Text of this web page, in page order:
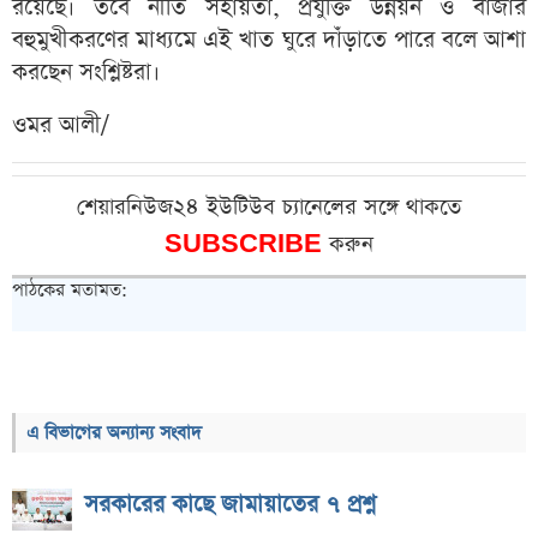
রয়েছে। তবে নীতি সহায়তা, প্রযুক্তি উন্নয়ন ও বাজার
বহুমুখীকরণের মাধ্যমে এই খাত ঘুরে দাঁড়াতে পারে বলে আশা
করছেন সংশ্লিষ্টরা।
ওমর আলী/
শেয়ারনিউজ২৪ ইউটিউব চ্যানেলের সঙ্গে থাকতে
SUBSCRIBEকরুন
পাঠকের মতামত:
এ বিভাগের অন্যান্য সংবাদ
সরকারের কাছে জামায়াতের ৭ প্রশ্ন